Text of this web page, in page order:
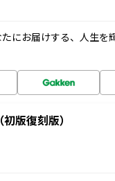
にお届けする、人生を
版復刻版）